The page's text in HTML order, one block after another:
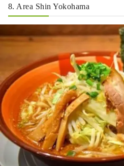
8. Area Shin Yokohama